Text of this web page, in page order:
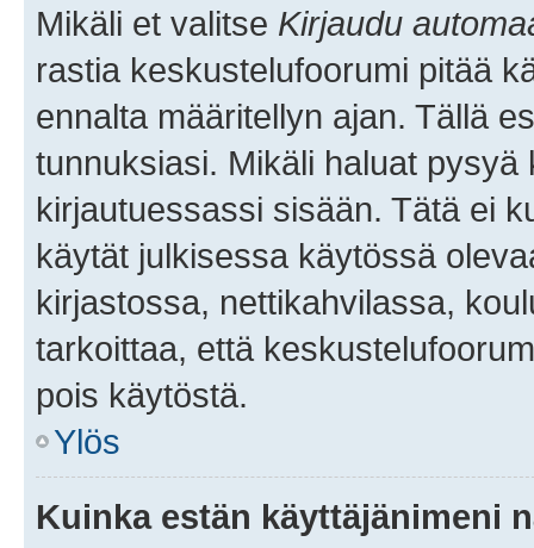
Mikäli et valitse Kirjaudu
rastia keskustelufoorumi pitää
ennalta määritellyn ajan. Tällä
tunnuksiasi. Mikäli haluat
kirjautuessassi sisään. Tätä ei
käytät julkisessa käytössä
kirjastossa, nettikahvilassa,
tarkoittaa, että
pois käytöstä.
Ylös
Kuinka estän käyttäjänimeni